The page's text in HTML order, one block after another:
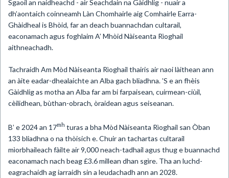
Sgaoil an naidheachd - air Seachdain na Gàidhlig - nuair a
dh’aontaich coinneamh Làn Chomhairle aig Comhairle Earra-
Ghàidheal is Bhòid, far an deach buannachdan cultarail,
eaconamach agus foghlaim A’ Mhòid Nàiseanta Rìoghail
aithneachadh.
Tachraidh Am Mòd Nàiseanta Rìoghail thairis air naoi làithean ann
an àite eadar-dhealaichte an Alba gach bliadhna. ’S e an fhèis
Gàidhlig as motha an Alba far am bi farpaisean, cuirmean-ciùil,
cèilidhean, bùthan-obrach, òraidean agus seiseanan.
B’ e 2024 an 17mh turas a bha Mòd Nàiseanta Rìoghail san Òban
133 bliadhna o na thòisich e. Chuir an tachartas cultarail
mìorbhaileach fàilte air 9,000 neach-tadhail agus thug e buannachd
eaconamach nach beag £3.6 millean dhan sgìre. Tha an luchd-
eagrachaidh ag iarraidh sin a leudachadh ann an 2028.